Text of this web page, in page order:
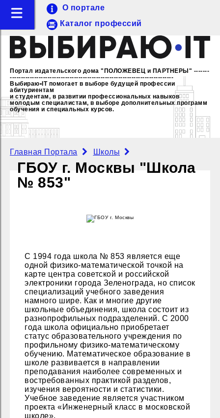
Портал издательского дома "ПОЛОЖЕВЕЦ и ПАРТНЕРЫ" -------
--------------------------------------------------------------------------
Выбираю•IT помогает в выборе будущей профессии
абитуриентам
и студентам, в развитии профессиональных навыков
молодым специалистам, в выборе дополнительных программ
обучения и специальных курсов.
О портале
Каталог профессий
Главная Портала Школы
ГБОУ г. Москвы "Школа
№ 853"
С 1994 года школа № 853 является еще
одной физико-математической точкой на
карте центра советской и российской
электроники города Зеленограда, но список
специализаций учебного заведения
намного шире. Как и многие другие
школьные объединения, школа состоит из
разнопрофильных подразделений. С 2000
года школа официально приобретает
статус образовательного учреждения по
профильному физико-математическому
обучению. Математическое образование в
школе развивается в направлении
преподавания наиболее современных и
востребованных практикой разделов,
изучения вероятности и статистики.
Учебное заведение является участником
проекта «Инженерный класс в московской
школе».